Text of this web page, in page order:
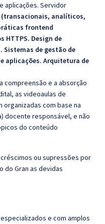
aplicações. Servidor
(transacionais, analíticos,
frontend
HTTPS. Design de
Sistemas de gestão de
aplicações. Arquitetura de
compreensão e a absorção
as videoaulas de
com base na
docente responsável, e não
do conteúdo
ou supressões por
do Gran as devidas
e com amplos